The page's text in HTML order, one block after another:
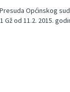
Općinskog
Gž od 11.2. 2015.